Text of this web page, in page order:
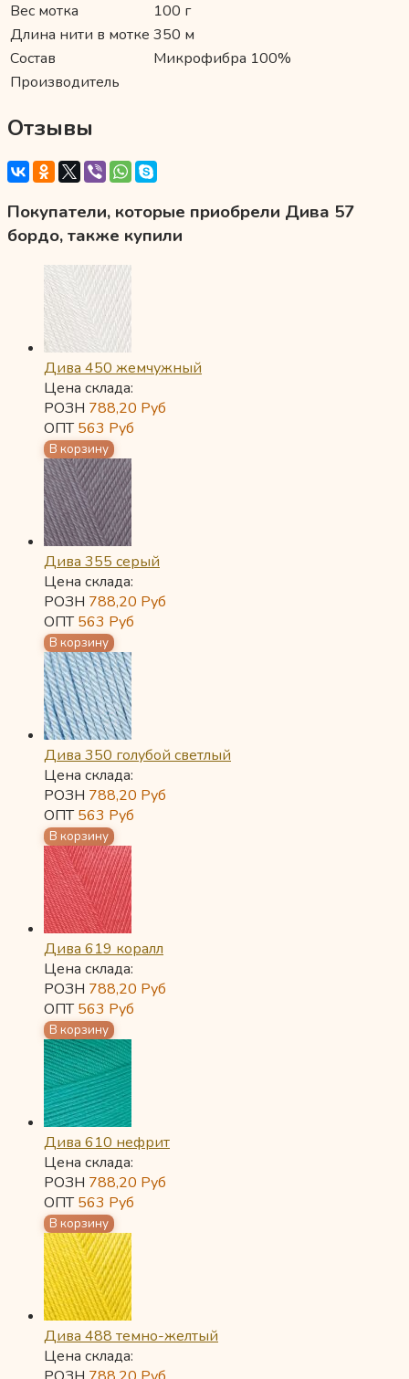
Вес мотка
100 г
Длина нити в мотке 350 м
Состав
Микрофибра 100%
Производитель
Отзывы
Покупатели, которые приобрели Дива 57
бордо, также купили
Дива 450 жемчужный
Цена склада:
РОЗН 788,20 Руб
ОПТ563 Руб
Дива 355 серый
Цена склада:
РОЗН 788,20 Руб
ОПТ563 Руб
Дива 350 голубой светлый
Цена склада:
РОЗН 788,20 Руб
ОПТ563 Руб
Дива 619 коралл
Цена склада:
РОЗН 788,20 Руб
ОПТ563 Руб
Дива 610 нефрит
Цена склада:
РОЗН 788,20 Руб
ОПТ563 Руб
Дива 488 темно-желтый
Цена склада: